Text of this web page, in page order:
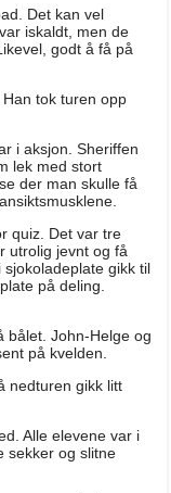
Det kan vel
iskaldt, men de
godt å få på
tok turen opp
i aksjon. Sheriffen
lek med stort
der man skulle få
quiz. Det var tre
utrolig jevnt og få
gikk til
på deling.
bålet. John-Helge og
på kvelden.
nedturen gikk litt
Alle elevene var i
sekker og slitne